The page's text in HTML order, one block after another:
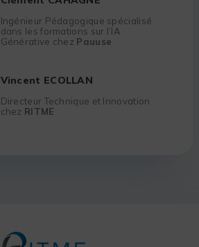
Ingénieur Pédagogique spécialisé
dans les formations sur l’IA
Générative chez Pauuse
Vincent ECOLLAN
Directeur Technique et Innovation
chez RITME